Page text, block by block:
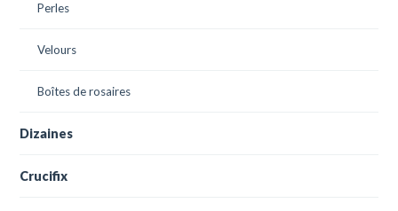
Perles
Velours
Boîtes de rosaires
Dizaines
Crucifix